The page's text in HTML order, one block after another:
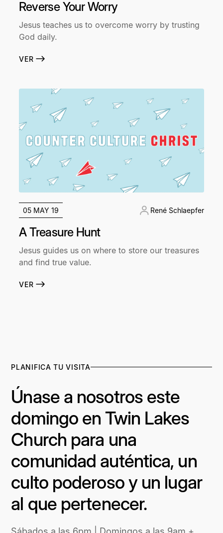
Reverse Your Worry
Jesus teaches us to overcome worry by trusting
God daily.
VER
05 MAY 19 René Schlaepfer
A Treasure Hunt
Jesus guides us on where to store our treasures
and find true value.
VER
PLANIFICA TU VISITA
Únase a nosotros este
domingo en Twin Lakes
Church para una
comunidad auténtica, un
culto poderoso y un lugar
al que pertenecer.